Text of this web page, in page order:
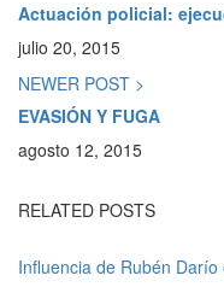
Actuación policial:
julio 20, 2015
NEWER POST >
EVASIÓN Y FUGA
agosto 12, 2015
RELATED POSTS
Influencia de Rubén